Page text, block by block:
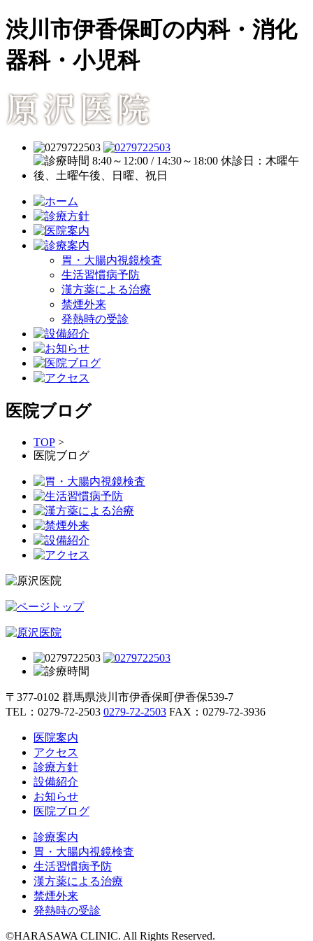
渋川市伊香保町の内科・消化
器科・小児科
胃・大腸内視鏡検査
生活習慣病予防
漢方薬による治療
禁煙外来
発熱時の受診
医院ブログ
TOP >
医院ブログ
〒377-0102 群馬県渋川市伊香保町伊香保539-7
TEL： 0279-72-2503 0279-72-2503 FAX：0279-72-3936
医院案内
アクセス
診療方針
設備紹介
お知らせ
医院ブログ
診療案内
胃・大腸内視鏡検査
生活習慣病予防
漢方薬による治療
禁煙外来
発熱時の受診
©HARASAWA CLINIC. All Rights Reserved.